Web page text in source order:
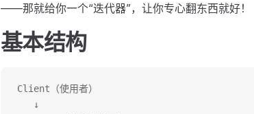
——那就给你一个“迭代器”，让你专心翻东西就好！
基本结构
Client（使用者）
   ↓